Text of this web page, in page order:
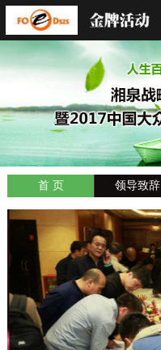
首 页 领导致辞